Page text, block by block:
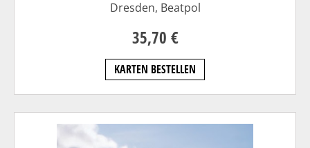
Dresden, Beatpol
35,70 €
KARTEN BESTELLEN